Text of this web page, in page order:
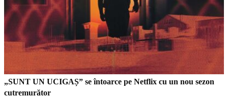
„SUNT UN UCIGAȘ” se întoarce pe Netflix cu un nou sezon
cutremurător